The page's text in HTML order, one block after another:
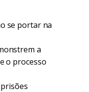
se portar na
a
o processo